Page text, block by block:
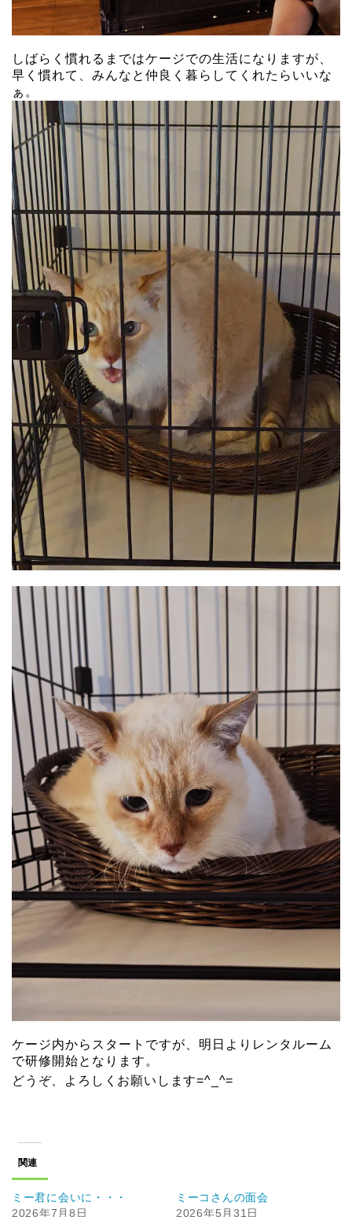
しばらく慣れるまではケージでの生活になりますが、
早く慣れて、みんなと仲良く暮らしてくれたらいいな
ぁ。
ケージ内からスタートですが、明日よりレンタルーム
で研修開始となります。
どうぞ、よろしくお願いします=^_^=
関連
ミー君に会いに・・・
2026年7月8日
ミーコさんの面会
2026年5月31日